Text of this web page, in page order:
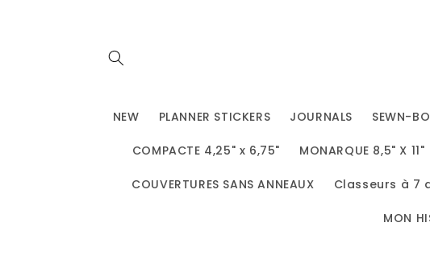
NEW PLANNER STICKERS JOURNALS SEWN-
COMPACTE 4,25" x 6,75" MONARQUE 8,5" X 11"
COUVERTURES SANS ANNEAUX Classeurs à 7
MON